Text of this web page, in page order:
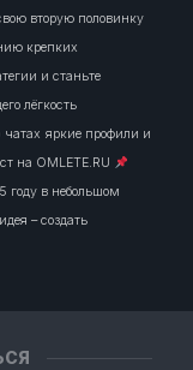
вторую половинку
крепких
и станьте
лёгкость
чатах яркие профили и
на OMLETE.RU
году в небольшом
– создать